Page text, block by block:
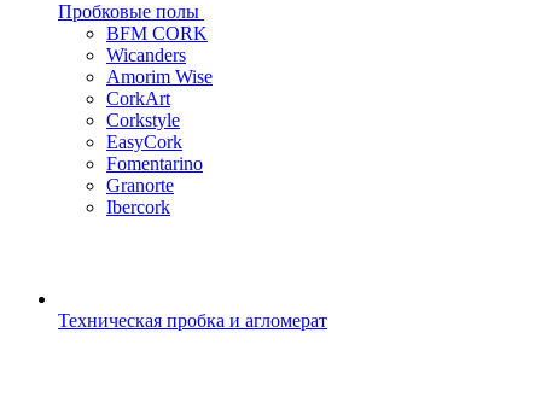
Пробковые полы
BFM CORK
Wicanders
Amorim Wise
CorkArt
Corkstyle
EasyCork
Fomentarino
Granorte
Ibercork
Техническая пробка и агломерат